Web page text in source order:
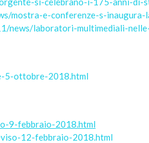
e-conferenze-s-inaugura-
laboratori-multimediali-
5-ottobre-2018.html
9-febbraio-2018.html
12-febbraio-2018.html